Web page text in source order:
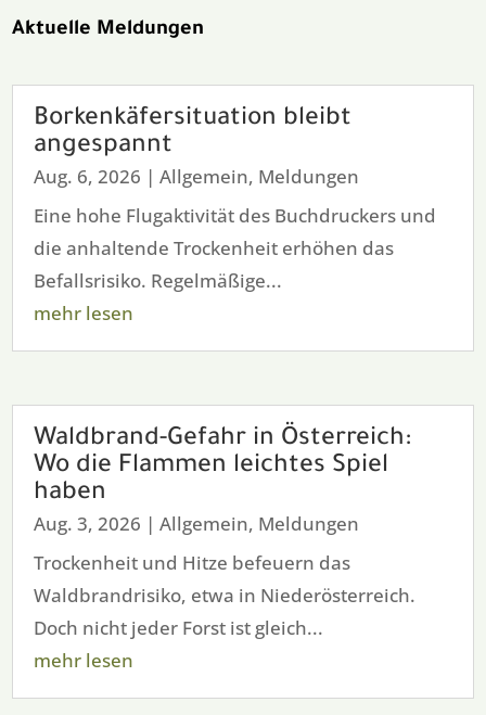
Aktuelle Meldungen
Borkenkäfersituation bleibt
angespannt
Aug. 6, 2026 |Allgemein, Meldungen
Eine hohe Flugaktivität des Buchdruckers und
die anhaltende Trockenheit erhöhen das
Befallsrisiko. Regelmäßige...
mehr lesen
Waldbrand-Gefahr in Österreich:
Wo die Flammen leichtes Spiel
haben
Aug. 3, 2026 |Allgemein, Meldungen
Trockenheit und Hitze befeuern das
Waldbrandrisiko, etwa in Niederösterreich.
Doch nicht jeder Forst ist gleich...
mehr lesen